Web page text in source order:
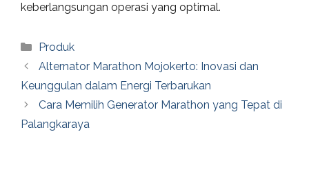
keberlangsungan operasi yang optimal.
Categories
Produk
Alternator Marathon Mojokerto: Inovasi dan
Keunggulan dalam Energi Terbarukan
Cara Memilih Generator Marathon yang Tepat di
Palangkaraya